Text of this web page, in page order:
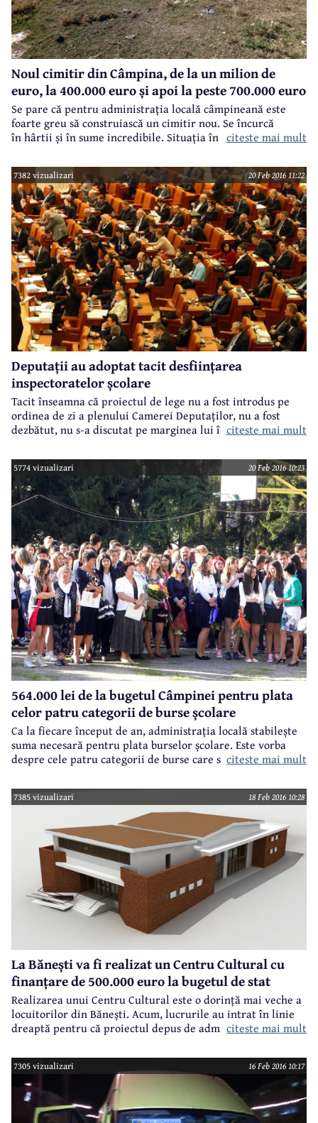
Noul cimitir din Câmpina, de la un milion de
euro, la 400.000 euro și apoi la peste 700.000 euro
Se pare că pentru administrația locală câmpineană este
foarte greu să construiască un cimitir nou. Se încurcă
în hârtii și în sume incredibile. Situația în care s-a ajuns cu
lipsa acută a locurilor de veci, pe de o parte și la
incompetența unora, pe de altă parte. Urmează o poveste
reală despre Cimitirul Lumina, investiție care urmează să
fie finanțată de la bugetul municipiului.
citeste mai mult
7382 vizualizari 20 Feb 2016 11:22
Deputații au adoptat tacit desființarea
inspectoratelor școlare
Tacit înseamna că proiectul de lege nu a fost introdus pe
ordinea de zi a plenului Camerei Deputaților, nu a fost
dezbătut, nu s-a discutat pe marginea lui în cele 45 de zile
dezbatere ceea ce, în opinia noastră, denotă o lipsă de
responsabilitate a deputaților. Este adevărat că Senatul e
cameră decizională în acest caz, dar un asemenea proiect
de lege nu ar fi trebuit tratat cu atâta dezinteres de cei
aproximativ 400 de deputați ai României.
citeste mai mult
5774 vizualizari 20 Feb 2016 10:23
564.000 lei de la bugetul Câmpinei pentru plata
celor patru categorii de burse școlare
Ca la fiecare început de an, administrația locală stabilește
suma necesară pentru plata burselor școlare. Este vorba
despre cele patru categorii de burse care se susțin financiar
200 lei pe lună), de merit (100 lei), de studiu (80 lei) și
socială (50 lei), acordate în conformitate cu legislația în
citeste mai mult
7385 vizualizari 18 Feb 2016 10:28
La Bănești va fi realizat un Centru Cultural cu
finanțare de 500.000 euro la bugetul de stat
Realizarea unui Centru Cultural este o dorință mai veche a
locuitorilor din Bănești. Acum, lucrurile au intrat în linie
dreaptă pentru că proiectul depus de administrația locală
vorba de aproximativ 500.000 euro, bani care vor fi alocați
de la bugetul ministerului, iar lucrările se vor derula prin
intermediul Companiei Naționale de Investiții. Pentru acest
proiect, au fost întocmite toate documentațiile și au fost
obținute toate avizele necesare.
citeste mai mult
7305 vizualizari 16 Feb 2016 10:17